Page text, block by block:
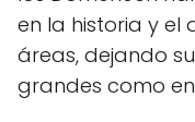
en la historia y el
áreas, dejando
grandes como